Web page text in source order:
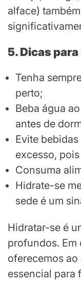
alface)
5. Dicas
Tenha
perto;
Beba água
antes de
Evite
excesso,
Consuma
Hidrate-se
sede é um
Hidratar-se é
profundos. Em
oferecemos
essencial para